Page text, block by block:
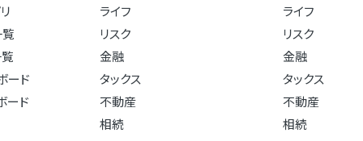
ード
ード
ライフ
リスク
金融
タックス
不動産
相続
ライフ
リスク
金融
タックス
不動産
相続